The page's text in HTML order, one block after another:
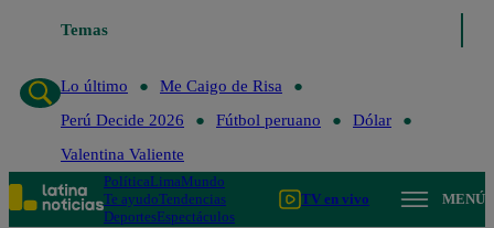
Temas
Lo último
Lo último
Me Caigo de Risa
Perú Decide 2026
Fútbol peruano
Dólar
Valentina Valiente
PolíticaLimaMundo
Te ayudoTendencias
DeportesEspectáculos
TV en vivo MENÚ